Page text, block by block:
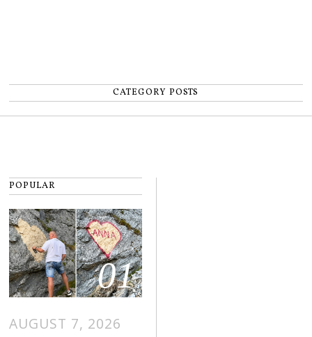
CATEGORY POSTS
POPULAR
01
AUGUST 7, 2026